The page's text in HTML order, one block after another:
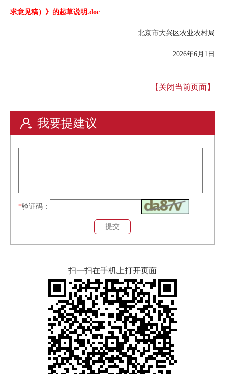
求意见稿）》的起草说明.doc
北京市大兴区农业农村局
2026年6月1日
【关闭当前页面】
我要提建议
*验证码：
扫一扫在手机上打开页面